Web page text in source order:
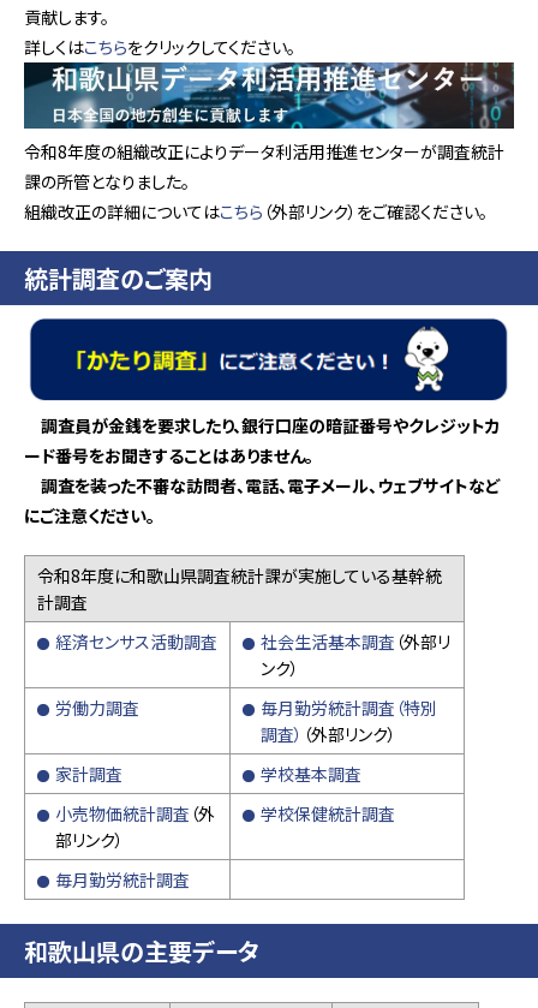
貢献します。
詳しくはこちらをクリックしてください。
令和8年度の組織改正によりデータ利活用推進センターが調査統計
課の所管となりました。
組織改正の詳細についてはこちら （外部リンク）をご確認ください。
統計調査のご案内
調査員が金銭を要求したり、銀行口座の暗証番号やクレジットカ
ード番号をお聞きすることはありません。
調査を装った不審な訪問者、電話、電子メール、ウェブサイトなど
にご注意ください。
令和8年度に和歌山県調査統計課が実施している基幹統
計調査
経済センサス活動調査
社会生活基本調査 （外部リ
ンク）
労働力調査
毎月勤労統計調査（特別
調査） （外部リンク）
家計調査
学校基本調査
小売物価統計調査 （外
部リンク）
学校保健統計調査
毎月勤労統計調査
和歌山県の主要データ